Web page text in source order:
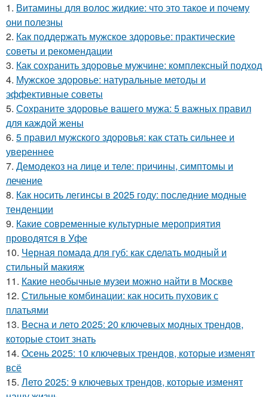
1. Витамины для волос жидкие: что это такое и почему
они полезны
2. Как поддержать мужское здоровье: практические
советы и рекомендации
3. Как сохранить здоровье мужчине: комплексный подход
4. Мужское здоровье: натуральные методы и
эффективные советы
5. Сохраните здоровье вашего мужа: 5 важных правил
для каждой жены
6. 5 правил мужского здоровья: как стать сильнее и
увереннее
7. Демодекоз на лице и теле: причины, симптомы и
лечение
8. Как носить легинсы в 2025 году: последние модные
тенденции
9. Какие современные культурные мероприятия
проводятся в Уфе
10. Черная помада для губ: как сделать модный и
стильный макияж
11. Какие необычные музеи можно найти в Москве
12. Стильные комбинации: как носить пуховик с
платьями
13. Весна и лето 2025: 20 ключевых модных трендов,
которые стоит знать
14. Осень 2025: 10 ключевых трендов, которые изменят
всё
15. Лето 2025: 9 ключевых трендов, которые изменят